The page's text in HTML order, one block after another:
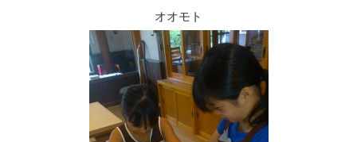
オオモト